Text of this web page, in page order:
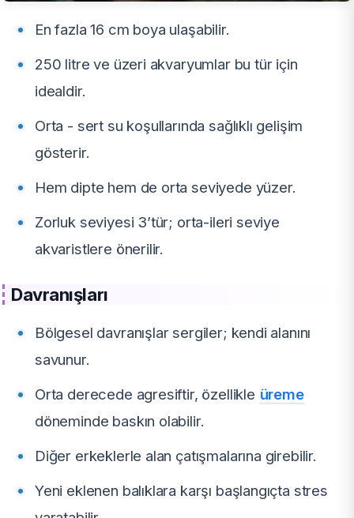
En fazla 16 cm boya ulaşabilir.
250 litre ve üzeri akvaryumlar bu tür için
idealdir.
Orta - sert su koşullarında sağlıklı gelişim
gösterir.
Hem dipte hem de orta seviyede yüzer.
Zorluk seviyesi 3’tür; orta-ileri seviye
akvaristlere önerilir.
Davranışları
Bölgesel davranışlar sergiler; kendi alanını
savunur.
Orta derecede agresiftir, özellikle üreme
döneminde baskın olabilir.
Diğer erkeklerle alan çatışmalarına girebilir.
Yeni eklenen balıklara karşı başlangıçta stres